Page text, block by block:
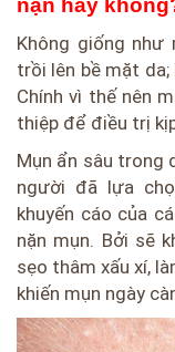
nặn hay
Không giống như
trồi lên bề mặt da;
Chính vì thế nên
thiệp để điều trị
Mụn ẩn sâu trong
người đã lựa
khuyến cáo của
nặn mụn. Bởi sẽ
sẹo thâm xấu xí,
khiến mụn ngày